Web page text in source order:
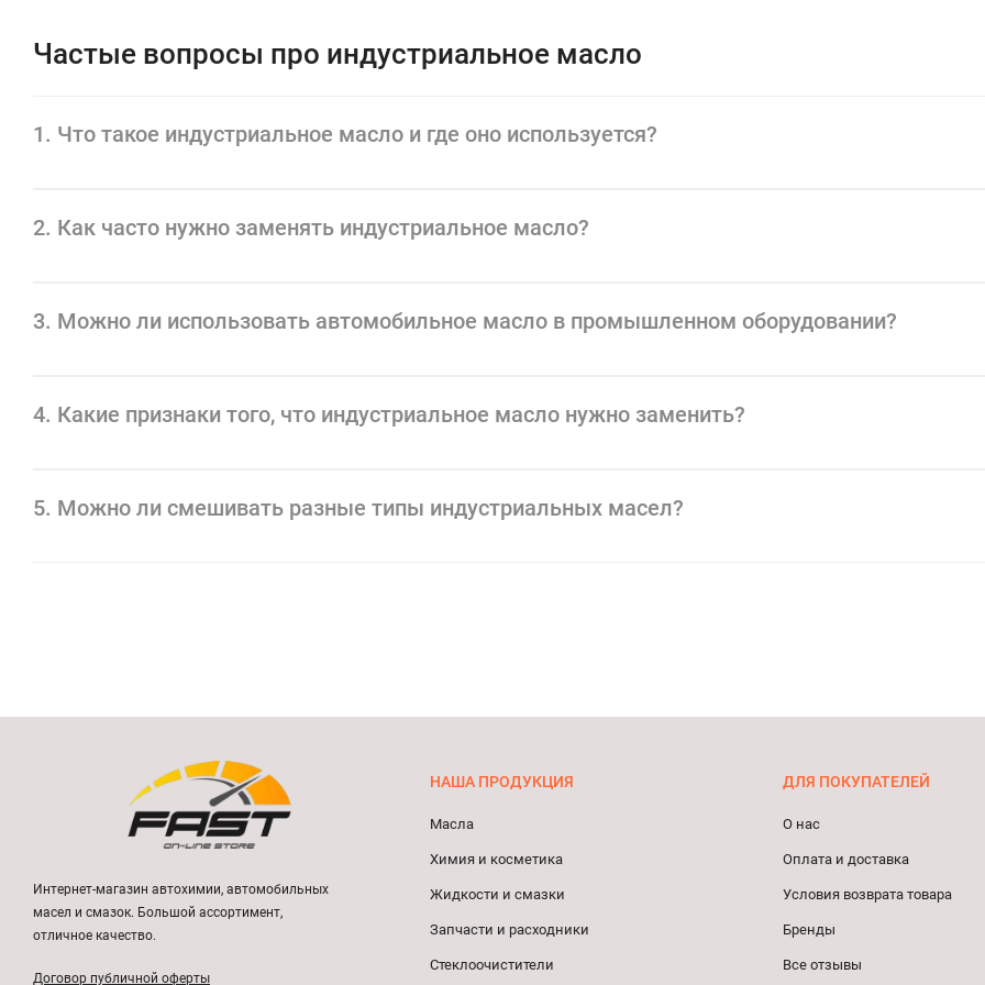
Частые вопросы про индустриальное масло
1. Что такое индустриальное масло и где оно используется?
2. Как часто нужно заменять индустриальное масло?
3. Можно ли использовать автомобильное масло в промышленном оборудовании?
4. Какие признаки того, что индустриальное масло нужно заменить?
5. Можно ли смешивать разные типы индустриальных масел?
Интернет-магазин автохимии, автомобильных
масел и смазок. Большой ассортимент,
отличное качество.
Договор публичной оферты
НАША ПРОДУКЦИЯ
Масла
Химия и косметика
Жидкости и смазки
Запчасти и расходники
Стеклоочистители
ДЛЯ ПОКУПАТЕЛЕЙ
О нас
Оплата и доставка
Условия возврата товара
Бренды
Все отзывы